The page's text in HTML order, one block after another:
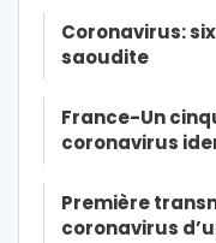
Coronavirus:
saoudite
France-Un
coronavirus
Première
coronavirus